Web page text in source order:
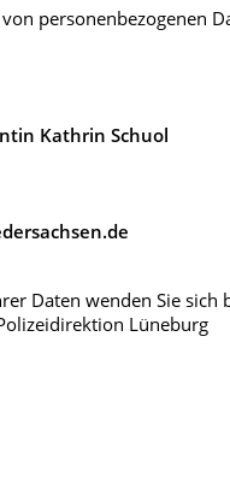
personenbezogenen
Kathrin Schuol
Daten wenden Sie sich
Lüneburg